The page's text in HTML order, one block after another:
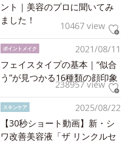
ント｜美容のプロに聞いてみ
ました！
10467 view
2021/08/11
ポイントメイク
フェイスタイプの基本｜“似合
う”が見つかる16種類の顔印象
238957 view
2025/08/22
スキンケア
【30秒ショート動画】新・シ
ワ改善美容液「ザ リンクルセ